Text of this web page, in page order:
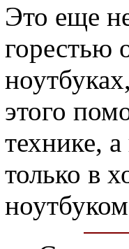
Это еще
горестью
этого
технике,
только в